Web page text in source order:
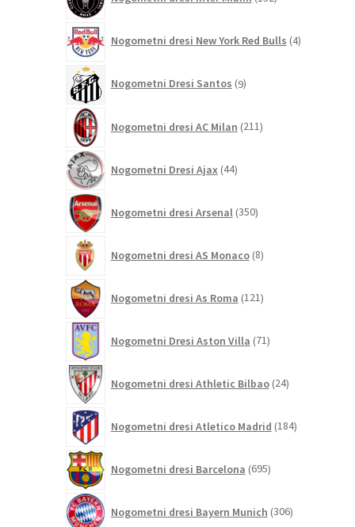
izdelkov
Nogometni dresi New York Red Bulls 4izdelki
Nogometni Dresi Santos 9izdelkov
Nogometni dresi AC Milan 211izdelkov
Nogometni Dresi Ajax 44izdelkov
Nogometni dresi Arsenal 350izdelkov
Nogometni dresi AS Monaco 8izdelkov
Nogometni dresi As Roma 121izdelkov
Nogometni Dresi Aston Villa 71izdelkov
Nogometni dresi Athletic Bilbao 24izdelkov
Nogometni dresi Atletico Madrid 184izdelkov
Nogometni dresi Barcelona 695izdelkov
Nogometni dresi Bayern Munich 306izdelkov